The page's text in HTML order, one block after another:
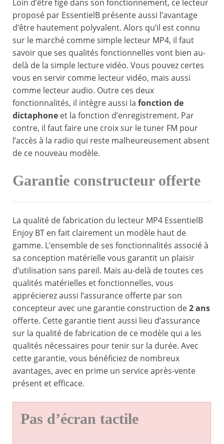
Loin d’être figé dans son fonctionnement, ce lecteur
proposé par EssentielB présente aussi l’avantage
d’être hautement polyvalent. Alors qu’il est connu
sur le marché comme simple lecteur MP4, il faut
savoir que ses qualités fonctionnelles vont bien au-
delà de la simple lecture vidéo. Vous pouvez certes
vous en servir comme lecteur vidéo, mais aussi
comme lecteur audio. Outre ces deux
fonctionnalités, il intègre aussi la fonction de
dictaphone et la fonction d’enregistrement. Par
contre, il faut faire une croix sur le tuner FM pour
l’accès à la radio qui reste malheureusement absent
de ce nouveau modèle.
Garantie constructeur offerte
La qualité de fabrication du lecteur MP4 EssentielB
Enjoy BT en fait clairement un modèle haut de
gamme. L’ensemble de ses fonctionnalités associé à
sa conception matérielle vous garantit un plaisir
d’utilisation sans pareil. Mais au-delà de toutes ces
qualités matérielles et fonctionnelles, vous
apprécierez aussi l’assurance offerte par son
concepteur avec une garantie construction de2 ans
offerte. Cette garantie tient aussi lieu d’assurance
sur la qualité de fabrication de ce modèle qui a les
qualités nécessaires pour tenir sur la durée. Avec
cette garantie, vous bénéficiez de nombreux
avantages, avec en prime un service après-vente
présent et efficace.
Pas d’écran tactile